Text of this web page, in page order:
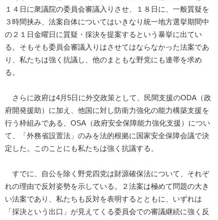
１４日に衆議院の委員会審議入りさせ、１８日に、一般質疑を
３時間挟み、法案自体についてはいきなり統一地方選挙期間中
の２１日金曜日に質疑・採決を提案するという暴挙に出てい
る。そもそも委員会審議入りはさせてはならなかった法案であ
り、私たちは強く抗議し、他のまともな野党にも連帯を求め
る。
さらに政府は4月5日に外交政策として、民間支援のODA（政
府開発援助）に加え、他国に対し防衛力強化の能力構築支援を
行う枠組みである、OSA（政府安全保障能力強化支援）につい
て、「外務省設置法」のみを法的根拠に国家安全保障会議で決
定した。このことにも私たちは強く抗議する。
すでに、自公を除く野党四党は財源確保法について、それぞ
れの理由で反対姿勢を示している。２法案は極めて問題の大き
い法案であり、私たちも反対を表明するとともに、いずれは
「採決という出口」が見えてくる委員会での審議継続に強く反